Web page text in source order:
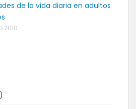
de la vida diaria en adultos
2010